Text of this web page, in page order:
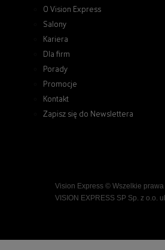
O Vision Express
Salony
Kariera
Dla firm
Porady
Promocje
Kontakt
Zapisz się do Newslettera
Vision Express © Wszelkie prawa
VISION EXPRESS SP Sp. z o.o.